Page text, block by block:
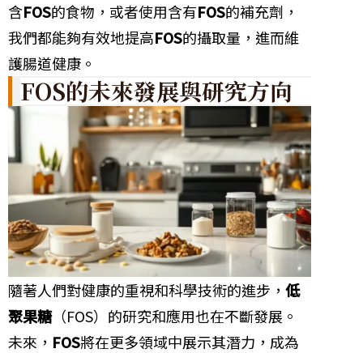
含FOS的食物，或者使用含有FOS的補充劑，
我們都能夠有效地提高FOS的攝取量，進而維
護腸道健康。
FOS的未來發展與研究方向
隨著人們對健康的重視和科學技術的進步， 低
聚果糖（FOS）的研究和應用也在不斷發展。
未來， FOS將在更多領域中展示其潛力，成為